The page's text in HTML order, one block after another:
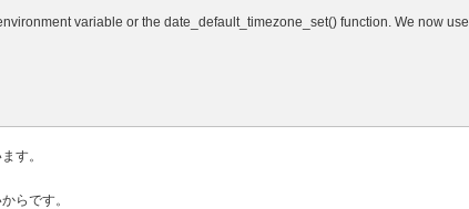
variable or the date_default_timezone_set() function. We now use
す。
らです。